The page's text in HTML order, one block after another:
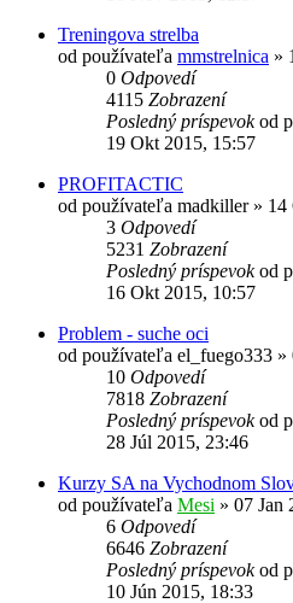
Treningova strelba
od používateľa mmstrelnica »
0 Odpovedí
4115 Zobrazení
Posledný príspevokod
19 Okt 2015, 15:57
PROFITACTIC
od používateľa madkiller» 14
3 Odpovedí
5231 Zobrazení
Posledný príspevokod
16 Okt 2015, 10:57
Problem - suche oci
od používateľa el_fuego333 »
10 Odpovedí
7818 Zobrazení
Posledný príspevokod
28 Júl 2015, 23:46
Kurzy SA na Vychodnom
od používateľa Mesi » 07 Jan
6 Odpovedí
6646 Zobrazení
Posledný príspevokod
10 Jún 2015, 18:33